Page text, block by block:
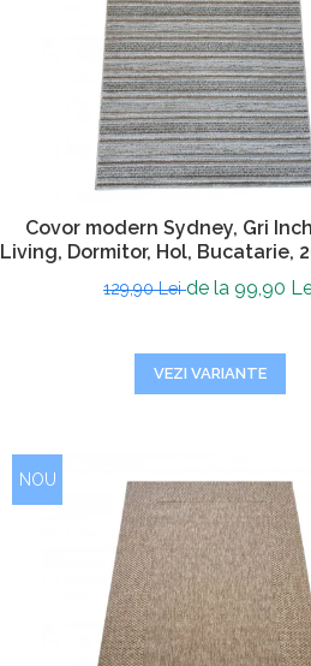
Covor modern Sydney, Gri
Living, Dormitor, Hol, Bucatarie,
129,90 Leide la 99,90
VEZI VARIANTE
NOU